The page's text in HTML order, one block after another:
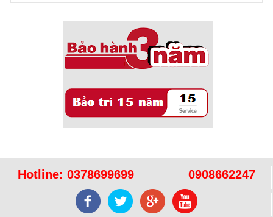
Sử dụng năng lượng mặt trời để xử lý ...
Hotline: 0378699699 0908662247